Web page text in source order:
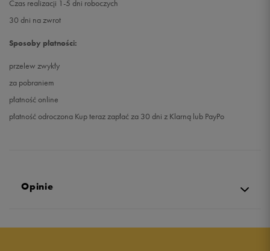
Czas realizacji 1-5 dni roboczych
30 dni na zwrot
Sposoby płatności:
przelew zwykły
za pobraniem
płatność online
płatność odroczona Kup teraz zapłać za 30 dni z Klarną lub PayPo
Opinie